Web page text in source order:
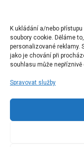
K ukládání a/nebo
soubory cookie. Děláme
personalizované reklamy.
jako je chování při
souhlasu může
Spravovat služby